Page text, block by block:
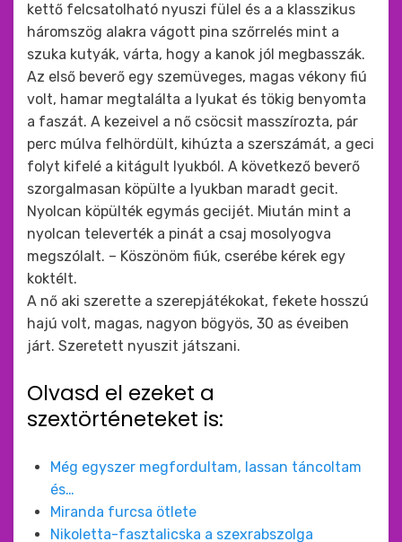
kettő felcsatolható nyuszi fülel és a a klasszikus
háromszög alakra vágott pina szőrrelés mint a
szuka kutyák, várta, hogy a kanok jól megbasszák.
Az első beverő egy szemüveges, magas vékony fiú
volt, hamar megtalálta a lyukat és tökig benyomta
a faszát. A kezeivel a nő csöcsit masszírozta, pár
perc múlva felhördült, kihúzta a szerszámát, a geci
folyt kifelé a kitágult lyukból. A következő beverő
szorgalmasan köpülte a lyukban maradt gecit.
Nyolcan köpülték egymás gecijét. Miután mint a
nyolcan televerték a pinát a csaj mosolyogva
megszólalt. – Köszönöm fiúk, cserébe kérek egy
koktélt.
A nő aki szerette a szerepjátékokat, fekete hosszú
hajú volt, magas, nagyon bögyös, 30 as éveiben
járt. Szeretett nyuszit játszani.
Olvasd el ezeket a
szextörténeteket is:
Még egyszer megfordultam, lassan táncoltam
és…
Miranda furcsa ötlete
Nikoletta-fasztalicska a szexrabszolga